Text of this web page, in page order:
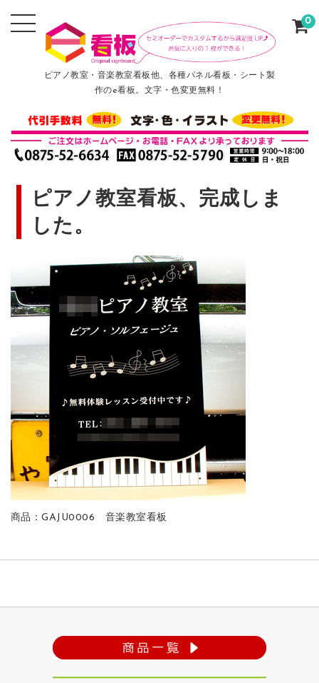
ピアノ教室・音楽教室看板他、各種パネル看板・シート製
作のe看板。文字・色変更無料！
0
ピアノ教室看板、完成しま
した。
商品：GAJU0006 音楽教室看板